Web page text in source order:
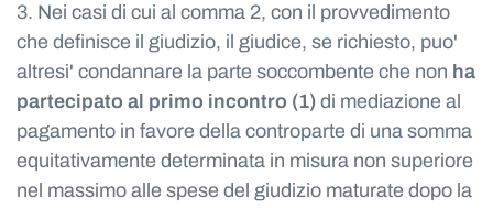
3. Nei casi di cui al comma 2, con il provvedimento
che definisce il giudizio, il giudice, se richiesto, puo'
altresi' condannare la parte soccombente che non ha
partecipato al primo incontro (1) di mediazione al
pagamento in favore della controparte di una somma
equitativamente determinata in misura non superiore
nel massimo alle spese del giudizio maturate dopo la